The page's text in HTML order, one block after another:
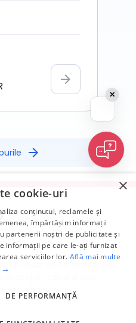
arrow_forward
arrow_forward
trebuie să fie stresantă.
rapid și ușor
✕
×
cookie-uri
conținutul, reclamele și
împărtășim informații
partenerii noștri de publicitate și
informații pe care le-ați furnizat
serviciilor lor. Află mai multe
→
DE PERFORMANȚĂ